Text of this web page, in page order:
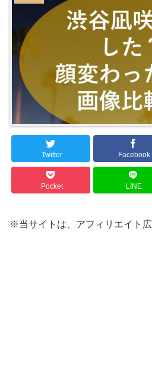
Twitter Facebook
Pocket LINE
※当サイトは、アフィリエイト広